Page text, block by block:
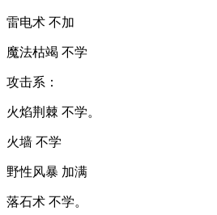
雷电术 不加
魔法枯竭 不学
攻击系：
火焰荆棘 不学。
火墙 不学
野性风暴 加满
落石术 不学。